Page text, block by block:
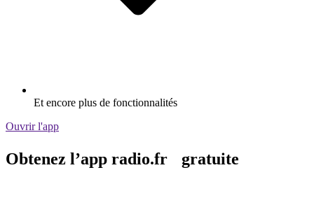
Et encore plus de fonctionnalités
Ouvrir l'app
Obtenez l’app radio.fr gratuite